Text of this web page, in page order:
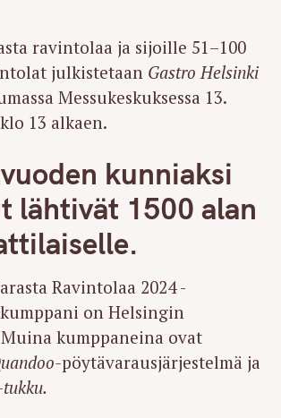
ravintolaa ja sijoille 51–100
julkistetaan Gastro Helsinki
Messukeskuksessa 13.
13 alkaen.
kunniaksi
lähtivät 1500 alan
Ravintolaa 2024 -
on Helsingin
kumppaneina ovat
pöytävarausjärjestelmä ja